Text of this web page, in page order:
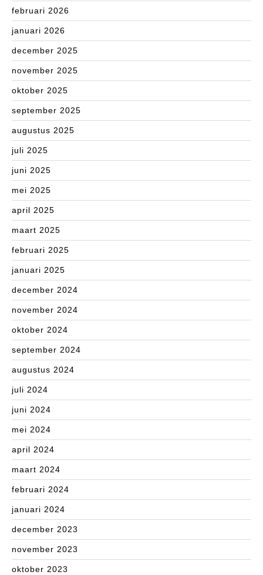
februari 2026
januari 2026
december 2025
november 2025
oktober 2025
september 2025
augustus 2025
juli 2025
juni 2025
mei 2025
april 2025
maart 2025
februari 2025
januari 2025
december 2024
november 2024
oktober 2024
september 2024
augustus 2024
juli 2024
juni 2024
mei 2024
april 2024
maart 2024
februari 2024
januari 2024
december 2023
november 2023
oktober 2023